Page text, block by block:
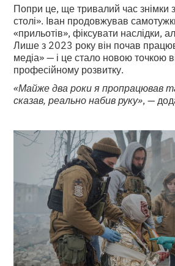
Попри це, ще тривалий час знімки
столі». Іван продовжував
«прильотів», фіксувати наслідки,
Лише з 2023 року він почав
медіа» — і це стало новою точкою
професійному розвитку.
«Майже два роки я пропрацював
сказав, реально набив руку», —